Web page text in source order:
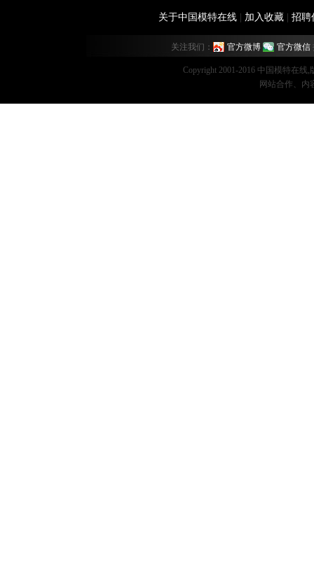
关于中国模特在线 加入收藏 招聘
关注我们： 官方微博 官方微信
Copyright 2001-2016 中国模特在线
网站合作、内